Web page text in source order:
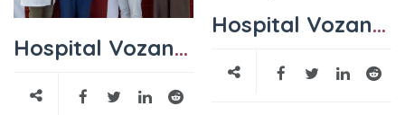
Hospital Vozandes Quito es Empresa Ambientalmente Responsable 2026
Hospital Vozandes Quito recibe certificación Nivel 2 de Huella de Carbono en ceremonia oficial del MAE